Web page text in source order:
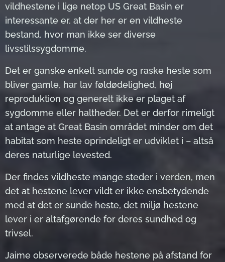
vildhestene i lige netop US Great Basin er
interessante er, at der her er en vildheste
bestand, hvor man ikke ser diverse
livsstilssygdomme.
Det er ganske enkelt sunde og raske heste som
bliver gamle, har lav føldødelighed, høj
reproduktion og generelt ikke er plaget af
sygdomme eller haltheder. Det er derfor rimeligt
at antage at Great Basin området minder om det
habitat som heste oprindeligt er udviklet i – altså
deres naturlige levested.
Der findes vildheste mange steder i verden, men
det at hestene lever vildt er ikke ensbetydende
med at det er sunde heste, det miljø hestene
lever i er altafgørende for deres sundhed og
trivsel.
Jaime observerede både hestene på afstand for